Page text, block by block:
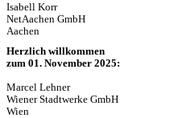
Isabell Korr
NetAachen GmbH
Aachen
Herzlich willkommen
zum 01. November 2025:
Marcel Lehner
Wiener Stadtwerke GmbH
Wien